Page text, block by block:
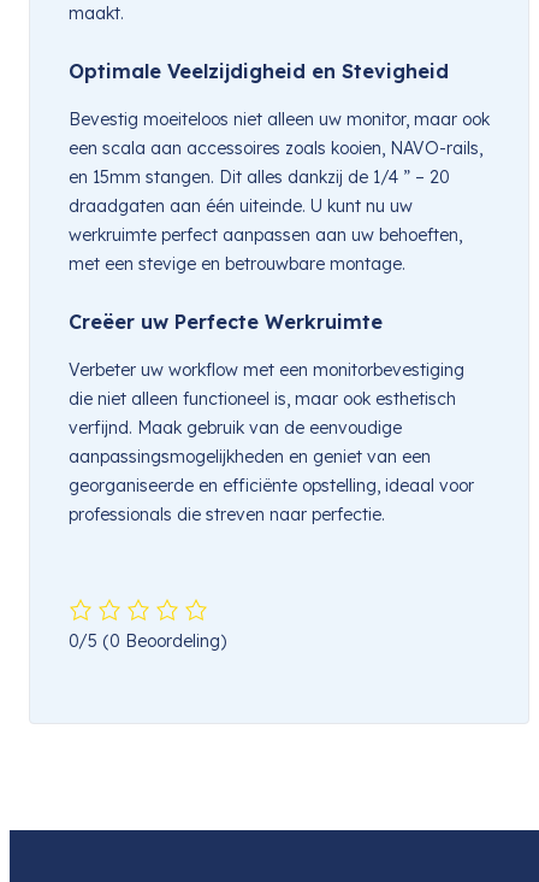
maakt.
Optimale Veelzijdigheid en Stevigheid
Bevestig moeiteloos niet alleen uw monitor, maar ook
een scala aan accessoires zoals kooien, NAVO-rails,
en 15mm stangen. Dit alles dankzij de 1/4 ” – 20
draadgaten aan één uiteinde. U kunt nu uw
werkruimte perfect aanpassen aan uw behoeften,
met een stevige en betrouwbare montage.
Creëer uw Perfecte Werkruimte
Verbeter uw workflow met een monitorbevestiging
die niet alleen functioneel is, maar ook esthetisch
verfijnd. Maak gebruik van de eenvoudige
aanpassingsmogelijkheden en geniet van een
georganiseerde en efficiënte opstelling, ideaal voor
professionals die streven naar perfectie.
0/5 (0 Beoordeling)